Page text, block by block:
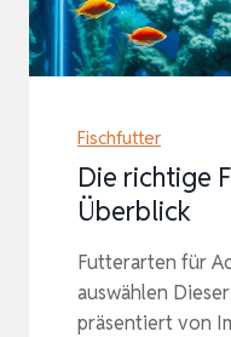
Fischfutter
Die richtige
Überblick
Futterarten für
auswählen
präsentiert von